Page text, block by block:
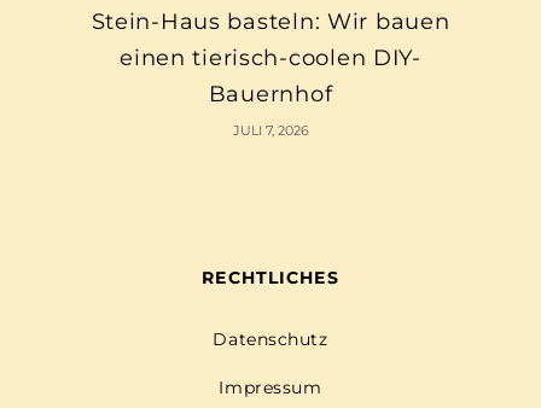
Stein-Haus basteln: Wir bauen
einen tierisch-coolen DIY-
Bauernhof
JULI 7, 2026
RECHTLICHES
Datenschutz
Impressum